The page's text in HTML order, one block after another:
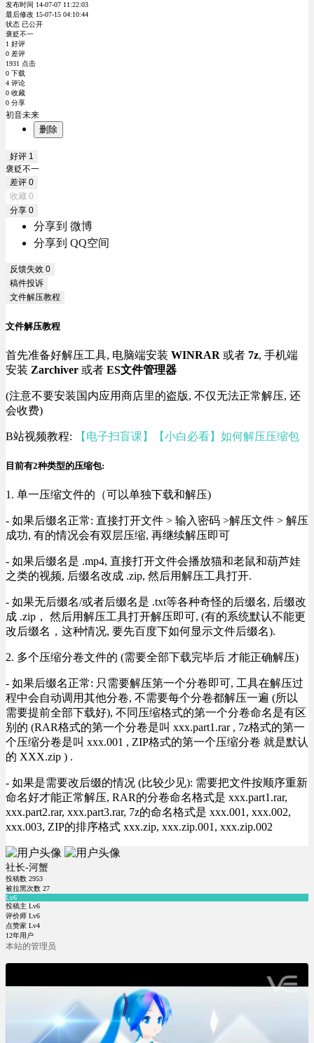
发布时间 14-07-07 11:22:03
最后修改 15-07-15 04:10:44
状态 已公开
褒贬不一
1 好评
0 差评
1931 点击
0 下载
4 评论
0 收藏
0 分享
初音未来
删除
好评 1
褒贬不一
差评 0
收藏 0
分享 0
分享到 微博
分享到 QQ空间
反馈失效 0
稿件投诉
文件解压教程
文件解压教程
首先准备好解压工具, 电脑端安装 WINRAR 或者 7z, 手机端
安装 Zarchiver 或者 ES文件管理器
(注意不要安装国内应用商店里的盗版, 不仅无法正常解压, 还
会收费)
B站视频教程: 【电子扫盲课】【小白必看】如何解压压缩包
目前有2种类型的压缩包:
1. 单一压缩文件的（可以单独下载和解压)
- 如果后缀名正常: 直接打开文件 > 输入密码 >解压文件 > 解压
成功, 有的情况会有双层压缩, 再继续解压即可
- 如果后缀名是 .mp4, 直接打开文件会播放猫和老鼠和葫芦娃
之类的视频, 后缀名改成 .zip, 然后用解压工具打开.
- 如果无后缀名/或者后缀名是 .txt等各种奇怪的后缀名, 后缀改
成 .zip， 然后用解压工具打开解压即可, (有的系统默认不能更
改后缀名，这种情况, 要先百度下如何显示文件后缀名).
2. 多个压缩分卷文件的 (需要全部下载完毕后 才能正确解压)
- 如果后缀名正常: 只需要解压第一个分卷即可, 工具在解压过
程中会自动调用其他分卷, 不需要每个分卷都解压一遍 (所以
需要提前全部下载好), 不同压缩格式的第一个分卷命名是有区
别的 (RAR格式的第一个分卷是叫 xxx.part1.rar , 7z格式的第一
个压缩分卷是叫 xxx.001 , ZIP格式的第一个压缩分卷 就是默认
的 XXX.zip ) .
- 如果是需要改后缀的情况 (比较少见): 需要把文件按顺序重新
命名好才能正常解压, RAR的分卷命名格式是 xxx.part1.rar,
xxx.part2.rar, xxx.part3.rar, 7z的命名格式是 xxx.001, xxx.002,
xxx.003, ZIP的排序格式 xxx.zip, xxx.zip.001, xxx.zip.002
社长-河蟹
投稿数 2953
被拉黑次数 27
Lv6
投稿主 Lv6
评价师 Lv6
点赞家 Lv4
12年用户
本站的管理员